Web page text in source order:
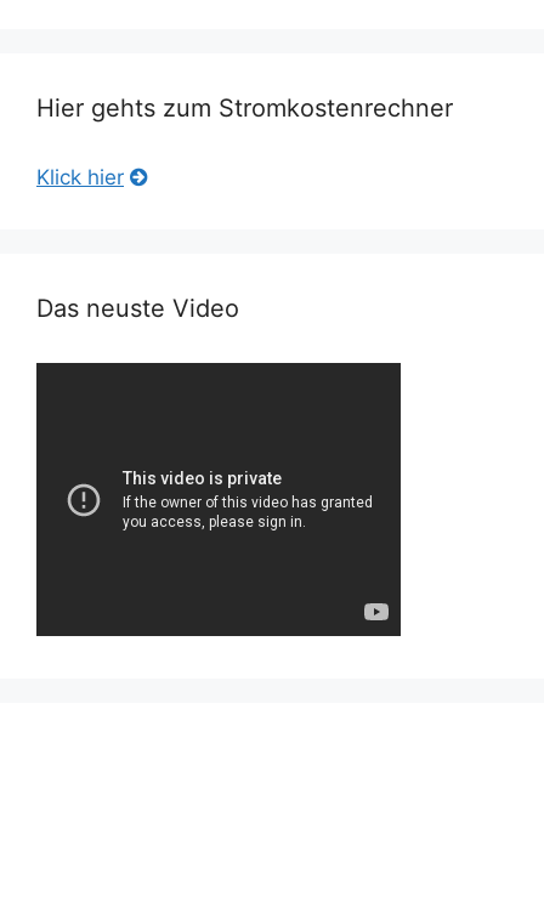
Hier gehts zum Stromkostenrechner
Klick hier
Das neuste Video